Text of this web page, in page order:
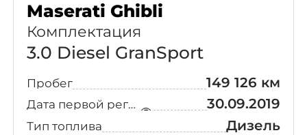
McLaren(15)
Lotus(10)
Maserati Ghibli
Комплектация
3.0 Diesel GranSport
Пробег 149 126 км
Дата первой регистрации 30.09.2019
Тип топлива Дизель